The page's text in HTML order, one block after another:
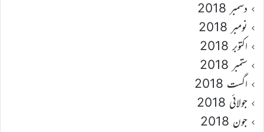
دسمبر 2018
نومبر 2018
اکتوبر 2018
ستمبر 2018
اگست 2018
جولائی 2018
جون 2018